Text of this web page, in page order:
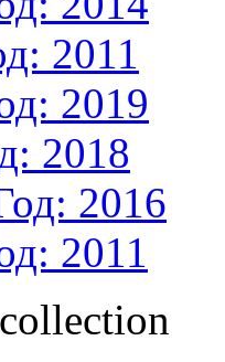
2011
2019
2018
2016
2011